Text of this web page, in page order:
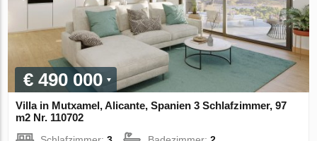
€ 490 000
Villa in Mutxamel, Alicante, Spanien 3 Schlafzimmer, 97
m2 Nr. 110702